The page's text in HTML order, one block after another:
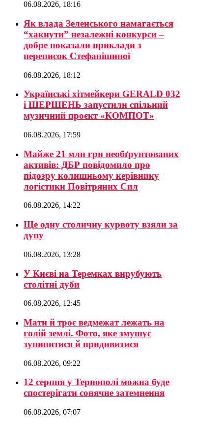
06.08.2026, 18:16
Як влада Зеленського намагається
“хакнути” незалежні конкурси –
добре показали приклади з
переписок Стефанішиної
06.08.2026, 18:12
Українські хітмейкери GERALD 032
і ШЕРШЕНЬ запустили спільний
музичний проєкт «КОМПОТ»
06.08.2026, 17:59
Майже 21 млн грн необґрунтованих
активів: ДБР повідомило про
підозру колишньому керівнику
логістики Повітряних Сил
06.08.2026, 14:22
Ще одну столичну курвоту взяли за
дупу
06.08.2026, 13:28
У Києві на Теремках вирубують
столітні дуби
06.08.2026, 12:45
Мати й троє ведмежат лежать на
голій землі. Фото, яке змушує
зупинитися й придивитися
06.08.2026, 09:22
12 серпня у Тернополі можна буде
спостерігати сонячне затемнення
06.08.2026, 07:07